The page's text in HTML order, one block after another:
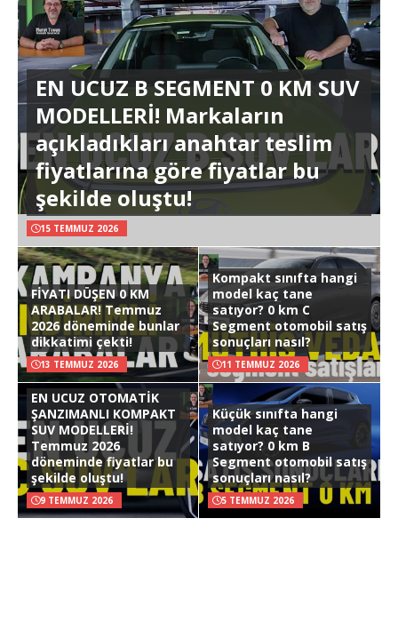
EN UCUZ B SEGMENT 0 KM SUV
MODELLERİ! Markaların
açıkladıkları anahtar teslim
fiyatlarına göre fiyatlar bu
şekilde oluştu!
15 TEMMUZ 2026
FİYATI DÜŞEN 0 KM
ARABALAR! Temmuz
2026 döneminde bunlar
dikkatimi çekti!
13 TEMMUZ 2026
Kompakt sınıfta hangi
model kaç tane
satıyor? 0 km C
Segment otomobil satış
sonuçları nasıl?
11 TEMMUZ 2026
EN UCUZ OTOMATİK
ŞANZIMANLI KOMPAKT
SUV MODELLERİ!
Temmuz 2026
döneminde fiyatlar bu
şekilde oluştu!
9 TEMMUZ 2026
Küçük sınıfta hangi
model kaç tane
satıyor? 0 km B
Segment otomobil satış
sonuçları nasıl?
5 TEMMUZ 2026